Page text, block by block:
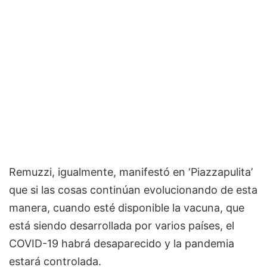
Remuzzi, igualmente, manifestó en ‘Piazzapulita’
que si las cosas continúan evolucionando de esta
manera, cuando esté disponible la vacuna, que
está siendo desarrollada por varios países, el
COVID-19 habrá desaparecido y la pandemia
estará controlada.